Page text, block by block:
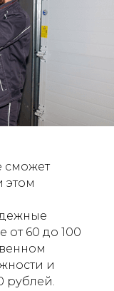
сможет
этом
от 60 до 100
и
рублей.